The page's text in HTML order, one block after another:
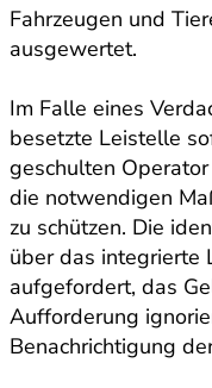
Fahrzeugen und
ausgewertet.
Im Falle eines
besetzte Leistelle
geschulten
die notwendigen
zu schützen. Die
über das integrierte
aufgefordert, das
Aufforderung
Benachrichtigung